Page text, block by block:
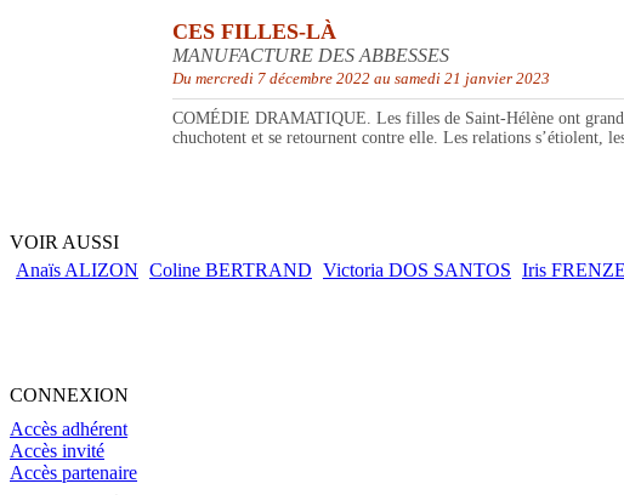
CES FILLES-LÀ
MANUFACTURE DES ABBESSES
Du mercredi 7 décembre 2022 au samedi 21 janvier 2023
COMÉDIE DRAMATIQUE. Les filles de Saint-Hélène ont
chuchotent et se retournent contre elle. Les relations s’étiolent,
VOIR AUSSI
Anaïs ALIZON Coline BERTRAND Victoria DOS SANTOS Iris
CONNEXION
Accès adhérent
Accès invité
Accès partenaire